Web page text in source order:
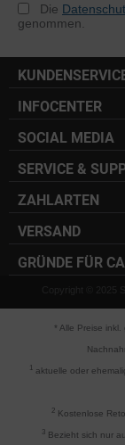
Die
genommen.
INFOCENTER
SOCIAL MEDIA
SERVICE &
ZAHLARTEN
VERSAND
GRÜNDE FÜR
Copyright © 2025
* Alle Preise inkl.
aktuelle oder
2Kostenlose
3 Bezieht sich nur